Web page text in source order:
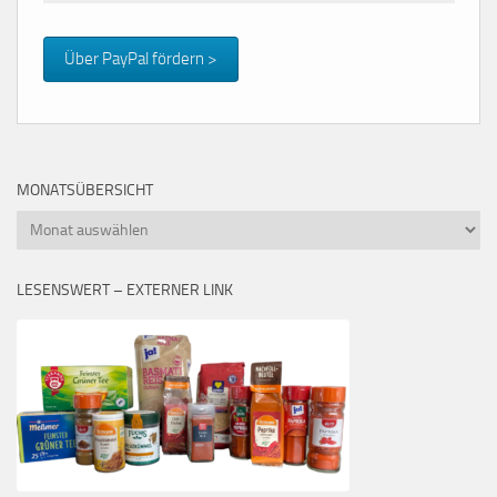
Über PayPal fördern >
MONATSÜBERSICHT
Monatsübersicht
LESENSWERT – EXTERNER LINK